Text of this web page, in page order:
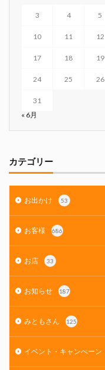
3 4 5
10 11 12
17 18 19
24 25 26
31
« 6月
カテゴリー
お出かけ 53
お客様 686
お店 33
お知らせ 187
みともさん 125
イベント・キャンぺーン